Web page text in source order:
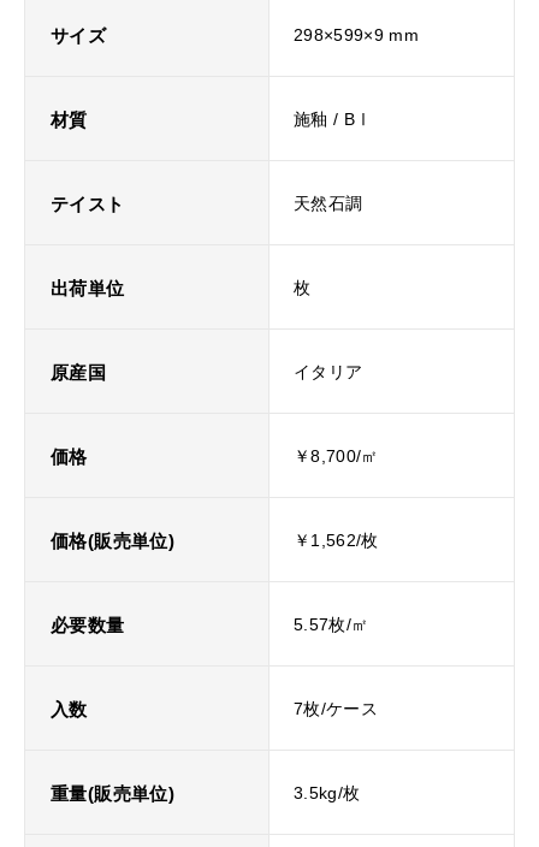
サイズ 298×599×9 mm
材質 施釉 / BⅠ
テイスト 天然石調
出荷単位 枚
原産国 イタリア
価格 ￥8,700/㎡
価格(販売単位) ￥1,562/枚
必要数量 5.57枚/㎡
入数 7枚/ケース
重量(販売単位) 3.5kg/枚